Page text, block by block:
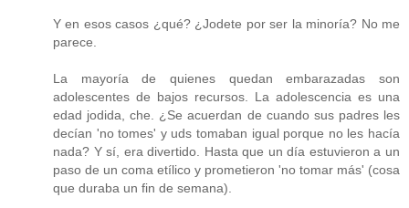
Y en esos casos ¿qué? ¿Jodete por ser la minoría? No me
parece.
La mayoría de quienes quedan embarazadas son
adolescentes de bajos recursos. La adolescencia es una
edad jodida, che. ¿Se acuerdan de cuando sus padres les
decían 'no tomes' y uds tomaban igual porque no les hacía
nada? Y sí, era divertido. Hasta que un día estuvieron a un
paso de un coma etílico y prometieron 'no tomar más' (cosa
que duraba un fin de semana).